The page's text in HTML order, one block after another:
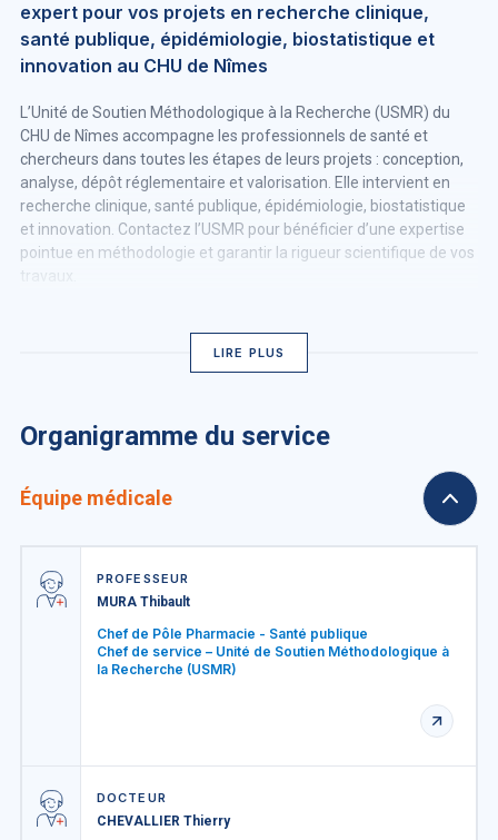
expert pour vos projets en recherche clinique,
santé publique, épidémiologie, biostatistique et
innovation au CHU de Nîmes
L’Unité de Soutien Méthodologique à la Recherche (USMR) du
CHU de Nîmes accompagne les professionnels de santé et
chercheurs dans toutes les étapes de leurs projets : conception,
analyse, dépôt réglementaire et valorisation. Elle intervient en
recherche clinique, santé publique, épidémiologie, biostatistique
et innovation. Contactez l’USMR pour bénéficier d’une expertise
pointue en méthodologie et garantir la rigueur scientifique de vos
travaux.
LIRE PLUS
Organigramme du service
Équipe médicale
PROFESSEUR
MURA Thibault
Chef de Pôle Pharmacie - Santé publique
Chef de service – Unité de Soutien Méthodologique à
la Recherche (USMR)
DOCTEUR
CHEVALLIER Thierry